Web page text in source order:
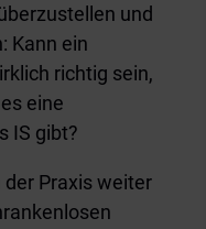
und
Kann ein
richtig sein,
eine
IS gibt?
Praxis weiter